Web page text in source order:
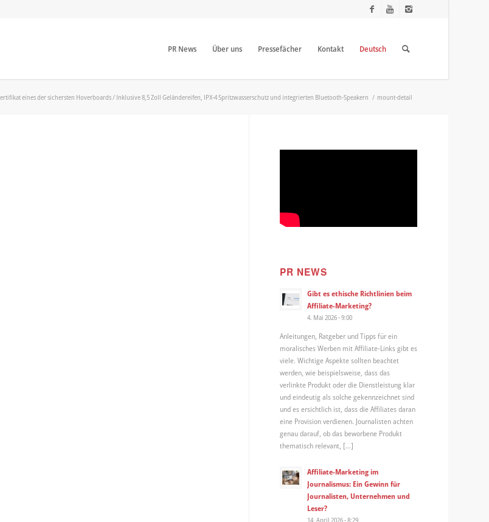
PR News Über uns Pressefächer Kontakt Deutsch
eines der sichersten Hoverboards / Inklusive 8,5 Zoll Geländereifen, IPX-4 Spritzwasserschutz und integrierten Bluetooth-Speakern / mount-detail
PR NEWS
Gibt es ethische Richtlinien beim
Affiliate-Marketing?
4. Mai 2026 - 9:00
Anleitungen, Ratgeber und Tipps für ein
moralisches Werben mit Affiliate-Links gibt es
viele. Wichtige Aspekte sollten beachtet
werden, wie beispielsweise, dass das
verlinkte Produkt oder die Dienstleistung klar
und eindeutig als solche gekennzeichnet sind
und es ersichtlich ist, dass die Affiliates daran
eine Provision verdienen. Journalisten achten
genau darauf, ob das beworbene Produkt
thematisch relevant, […]
Affiliate-Marketing im
Journalismus: Ein Gewinn für
Journalisten, Unternehmen und
Leser?
14. April 2026 - 8:29